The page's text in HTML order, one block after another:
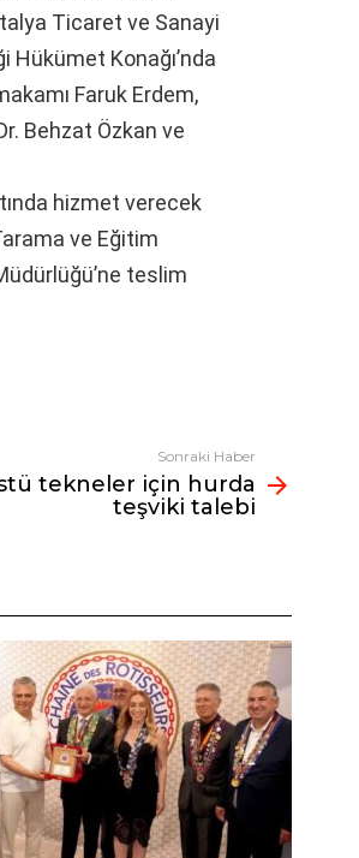
Ticaret ve Sanayi
Hükümet Konağı’nda
Faruk Erdem,
Behzat Özkan ve
hizmet verecek
ve Eğitim
teslim
Sonraki Haber
tekneler için hurda
teşviki talebi